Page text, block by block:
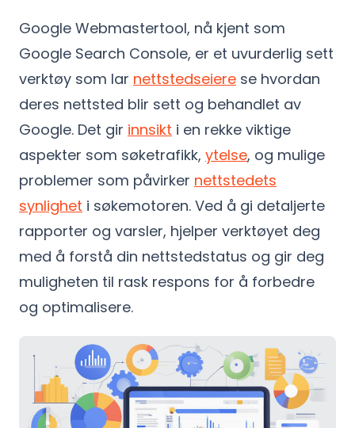
Google Webmastertool, nå kjent som
Google Search Console, er et uvurderlig sett
verktøy som lar nettstedseiere se hvordan
deres nettsted blir sett og behandlet av
Google. Det gir innsikt i en rekke viktige
aspekter som søketrafikk, ytelse, og mulige
problemer som påvirker nettstedets
synlighet i søkemotoren. Ved å gi detaljerte
rapporter og varsler, hjelper verktøyet deg
med å forstå din nettstedstatus og gir deg
muligheten til rask respons for å forbedre
og optimalisere.